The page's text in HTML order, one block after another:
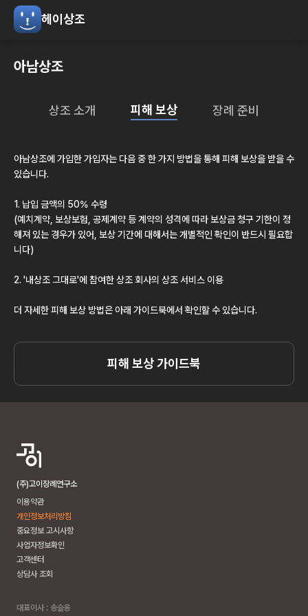
헤이상조
아남상조
상조 소개 피해 보상 장례 준비
아남상조에 가입한 가입자는 다음 중 한 가지 방법을 통해 피해 보상을 받을 수
있습니다.
1. 납입 금액의 50% 수령
(예치계약, 보상보험, 공제계약 등 계약의 성격에 따라 보상금 청구 기한이 정
해져 있는 경우가 있어, 보상 기간에 대해서는 개별적인 확인이 반드시 필요합
니다)
2. '내상조 그대로'에 참여한 상조 회사의 상조 서비스 이용
더 자세한 피해 보상 방법은 아래 가이드북에서 확인할 수 있습니다.
피해 보상 가이드북
(주)고이장례연구소
이용약관
개인정보처리방침
중요정보 고시사항
사업자정보확인
고객센터
상담사 조회
대표이사 : 송슬옹